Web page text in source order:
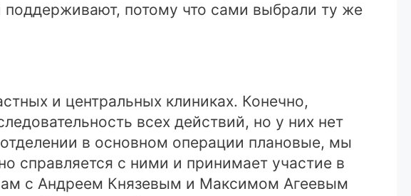
потому что сами выбрали ту же
и центральных клиниках. Конечно,
всех действий, но у них нет
в основном операции плановые, мы
справляется с ними и принимает участие в
с Андреем Князевым и Максимом Агеевым